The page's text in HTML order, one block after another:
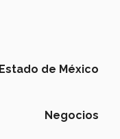
Estado de México
Negocios